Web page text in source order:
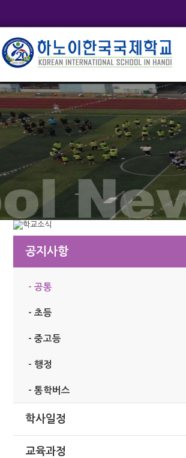
공지사항
- 공통
- 초등
- 중고등
- 행정
- 통학버스
학사일정
교육과정